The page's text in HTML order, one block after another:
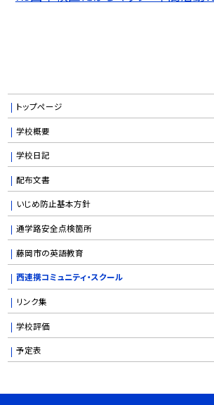
トップページ
学校概要
学校日記
配布文書
いじめ防止基本方針
通学路安全点検箇所
藤岡市の英語教育
西連携コミュニティ・スクール
リンク集
学校評価
予定表